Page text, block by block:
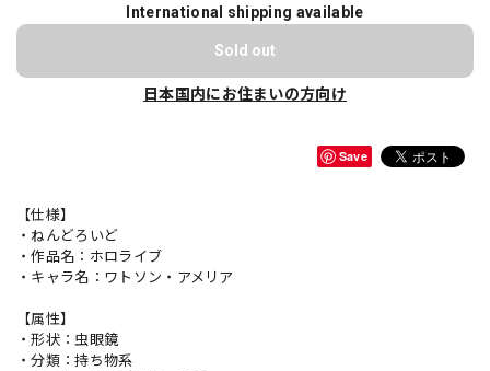
International shipping available
Sold out
日本国内にお住まいの方向け
Save
【仕様】
・ねんどろいど
・作品名：ホロライブ
・キャラ名：ワトソン・アメリア
【属性】
・形状：虫眼鏡
・分類：持ち物系